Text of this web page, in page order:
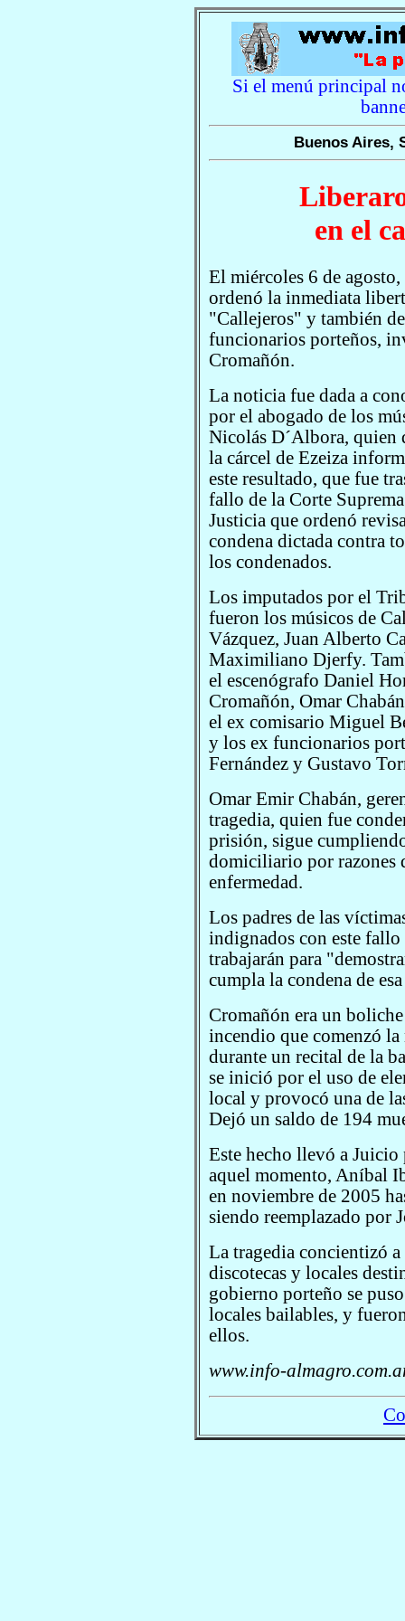
Si el menú principal
Buenos Aires,
en el
El miércoles 6 de
ordenó la inmediata
"Callejeros" y también
funcionarios porteños,
Cromañón.
La noticia fue dada a
por el abogado de los
Nicolás D´Albora, quien
la cárcel de Ezeiza
este resultado, que fue
fallo de la Corte
Justicia que ordenó
condena dictada contra
los condenados.
Los imputados por el
fueron los músicos de
Vázquez, Juan Alberto
Maximiliano Djerfy.
el escenógrafo Daniel
Cromañón, Omar
el ex comisario Miguel
y los ex funcionarios
Fernández y Gustavo
Omar Emir Chabán,
tragedia, quien fue
prisión, sigue
domiciliario por razones
enfermedad.
Los padres de las
indignados con este fallo
trabajarán para
cumpla la condena de
Cromañón era un
incendio que comenzó
durante un recital de la
se inició por el uso de
local y provocó una de
Dejó un saldo de 194
Este hecho llevó a
aquel momento, Aníbal
en noviembre de 2005
siendo reemplazado por
La tragedia concientizó a
discotecas y locales
gobierno porteño se
locales bailables, y
ellos.
www.info-